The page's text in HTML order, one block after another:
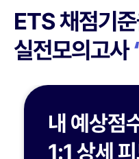
ETS 채점기
실전모의고사
내 예상점
1:1 상세